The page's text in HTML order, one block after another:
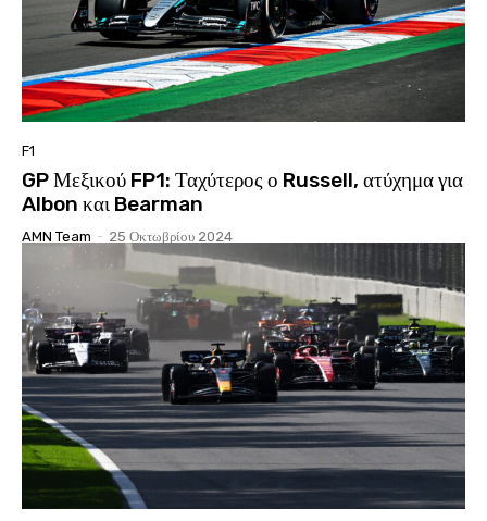
F1
GP Μεξικού FP1: Ταχύτερος ο Russell, ατύχημα για
Albon και Bearman
AMN Team - 25 Οκτωβρίου 2024